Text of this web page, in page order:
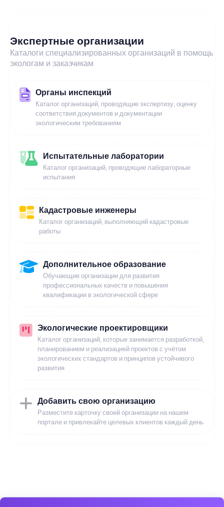
Экспертные организации
Каталоги специализированных организаций в помощь
экологам и заказчикам
Органы инспекций
Каталог организаций, проводящие экспертизу, оценку
соответствия документов и документации
экологическим требованиям
Испытательные лаборатории
Каталог организаций, проводящие лабораторные
испытания
Кадастровые инженеры
Каталог организаций, выполняющий кадастровые
работы
Дополнительное образование
Обучающие организации для развития
профессиональных качеств и повышения
квалификации в экологической сфере
Экологические проектировщики
Каталог организаций, которые занимается разработкой,
планированием и реализацией проектов с учётом
экологических стандартов и принципов устойчивого
развития
Добавить свою организацию
Разместите карточку своей организации на нашем
портале и привлекайте целевых клиентов каждый день